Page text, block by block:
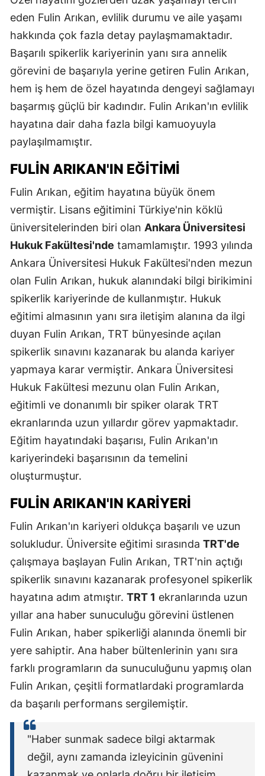
eden Fulin Arıkan, evlilik durumu ve aile yaşamı
hakkında çok fazla detay paylaşmamaktadır.
Başarılı spikerlik kariyerinin yanı sıra annelik
görevini de başarıyla yerine getiren Fulin Arıkan,
hem iş hem de özel hayatında dengeyi sağlamayı
başarmış güçlü bir kadındır. Fulin Arıkan'ın evlilik
hayatına dair daha fazla bilgi kamuoyuyla
paylaşılmamıştır.
FULIN ARIKAN'IN EĞITIMI
Fulin Arıkan, eğitim hayatına büyük önem
vermiştir. Lisans eğitimini Türkiye'nin köklü
üniversitelerinden biri olan Ankara Üniversitesi
Hukuk Fakültesi'nde tamamlamıştır. 1993 yılında
Ankara Üniversitesi Hukuk Fakültesi'nden mezun
olan Fulin Arıkan, hukuk alanındaki bilgi birikimini
spikerlik kariyerinde de kullanmıştır. Hukuk
eğitimi almasının yanı sıra iletişim alanına da ilgi
duyan Fulin Arıkan, TRT bünyesinde açılan
spikerlik sınavını kazanarak bu alanda kariyer
yapmaya karar vermiştir. Ankara Üniversitesi
Hukuk Fakültesi mezunu olan Fulin Arıkan,
eğitimli ve donanımlı bir spiker olarak TRT
ekranlarında uzun yıllardır görev yapmaktadır.
Eğitim hayatındaki başarısı, Fulin Arıkan'ın
kariyerindeki başarısının da temelini
oluşturmuştur.
FULIN ARIKAN'IN KARIYERI
Fulin Arıkan'ın kariyeri oldukça başarılı ve uzun
solukludur. Üniversite eğitimi sırasında TRT'de
çalışmaya başlayan Fulin Arıkan, TRT'nin açtığı
spikerlik sınavını kazanarak profesyonel spikerlik
hayatına adım atmıştır. TRT 1 ekranlarında uzun
yıllar ana haber sunuculuğu görevini üstlenen
Fulin Arıkan, haber spikerliği alanında önemli bir
yere sahiptir. Ana haber bültenlerinin yanı sıra
farklı programların da sunuculuğunu yapmış olan
Fulin Arıkan, çeşitli formatlardaki programlarda
da başarılı performans sergilemiştir.
"Haber sunmak sadece bilgi aktarmak
değil, aynı zamanda izleyicinin güvenini